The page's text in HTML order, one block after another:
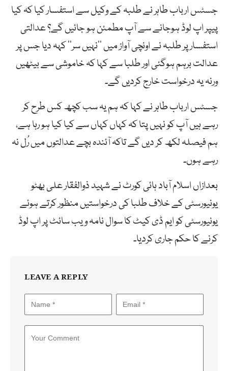
جسٹس ارباب طاہر نے طلبہ کے وکیل سے استفسار کیا کہ کیا
پیپر اپ لوڈ ہوجانے سے آپ مطمئن ہو جائیں گے؟ عدالتی
استفسار پر طلبہ نے اونچی آواز میں ’’نہیں سر‘‘ کہہ دیا جس پر
عدالت برہم ہوگئی اور طلبا سے کہا کہ خاموشی سے بیٹھیں
ورنہ یہ درخواست خارج کردیں گے۔
جسٹس ارباب طاہر نے کہا کہ ہم یہ سب کچھ کس طرح کر
رہے ہیں آپ کو نہیں پتا کہ کہاں کہاں سے کیا کیا ہو رہا ہے،
ہم فیصلہ لکھ کر دیں گے تاکہ آئندہ بچے عدالتوں میں رُل نہ
رہے ہوں۔
بعدازاں اسلام آباد ہائی کورٹ نے شہید ذوالفقار علی بھٹو
یونیورسٹی کے خلاف طلبا کی درخواستیں منظور کرتے ہوئے
یونیورسٹی کو ایم ڈی کیٹ کا سوال نامہ ویب سائٹ پر اپ لوڈ
کرنے کا حکم جاری کردیا۔
LEAVE A REPLY